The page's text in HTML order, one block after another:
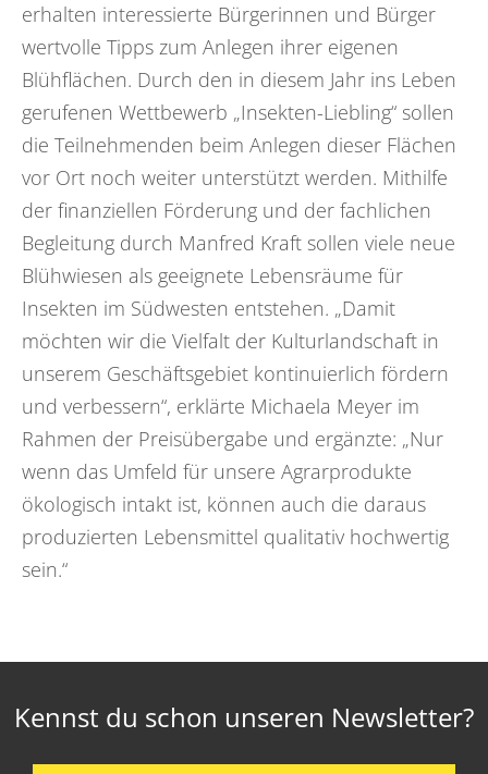
erhalten interessierte Bürgerinnen und Bürger
wertvolle Tipps zum Anlegen ihrer eigenen
Blühflächen. Durch den in diesem Jahr ins Leben
gerufenen Wettbewerb „Insekten-Liebling“ sollen
die Teilnehmenden beim Anlegen dieser Flächen
vor Ort noch weiter unterstützt werden. Mithilfe
der finanziellen Förderung und der fachlichen
Begleitung durch Manfred Kraft sollen viele neue
Blühwiesen als geeignete Lebensräume für
Insekten im Südwesten entstehen. „Damit
möchten wir die Vielfalt der Kulturlandschaft in
unserem Geschäftsgebiet kontinuierlich fördern
und verbessern“, erklärte Michaela Meyer im
Rahmen der Preisübergabe und ergänzte: „Nur
wenn das Umfeld für unsere Agrarprodukte
ökologisch intakt ist, können auch die daraus
produzierten Lebensmittel qualitativ hochwertig
sein.“
Kennst du schon unseren Newsletter?